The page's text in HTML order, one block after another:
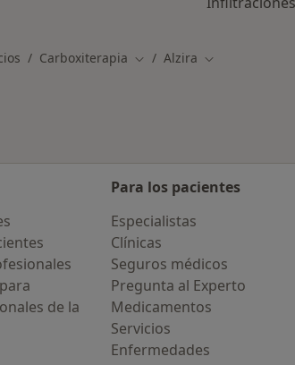
Carboxiterapia Cambiar de ciudad
Alzira Cambiar de
de la
Para los pacientes
Especialistas
Clínicas
Seguros médicos
Pregunta al Experto
Medicamentos
Servicios
Enfermedades